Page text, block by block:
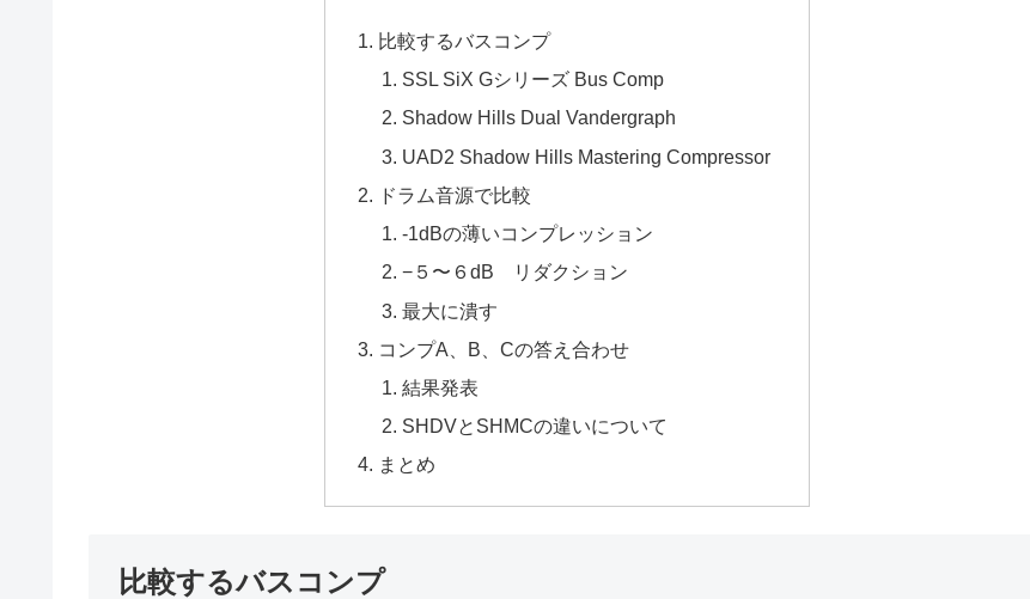
比較するバスコンプ
SSL SiX Gシリーズ Bus Comp
Shadow Hills Dual Vandergraph
UAD2 Shadow Hills Mastering Compressor
ドラム音源で比較
-1dBの薄いコンプレッション
−５〜６dB リダクション
最大に潰す
コンプA、B、Cの答え合わせ
結果発表
SHDVとSHMCの違いについて
まとめ
比較するバスコンプ